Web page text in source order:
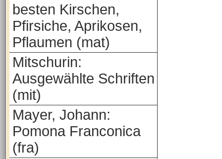
besten Kirschen,
Pfirsiche, Aprikosen,
Pflaumen (mat)
Mitschurin:
Ausgewählte Schriften
(mit)
Mayer, Johann:
Pomona Franconica
(fra)